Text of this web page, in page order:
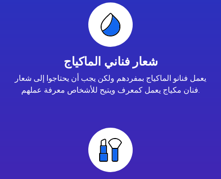
شعار فناني الماكياج
يعمل فنانو الماكياج بمفردهم ولكن يجب أن يحتاجوا إلى شعار
فنان مكياج يعمل كمعرف ويتيح للأشخاص معرفة عملهم.